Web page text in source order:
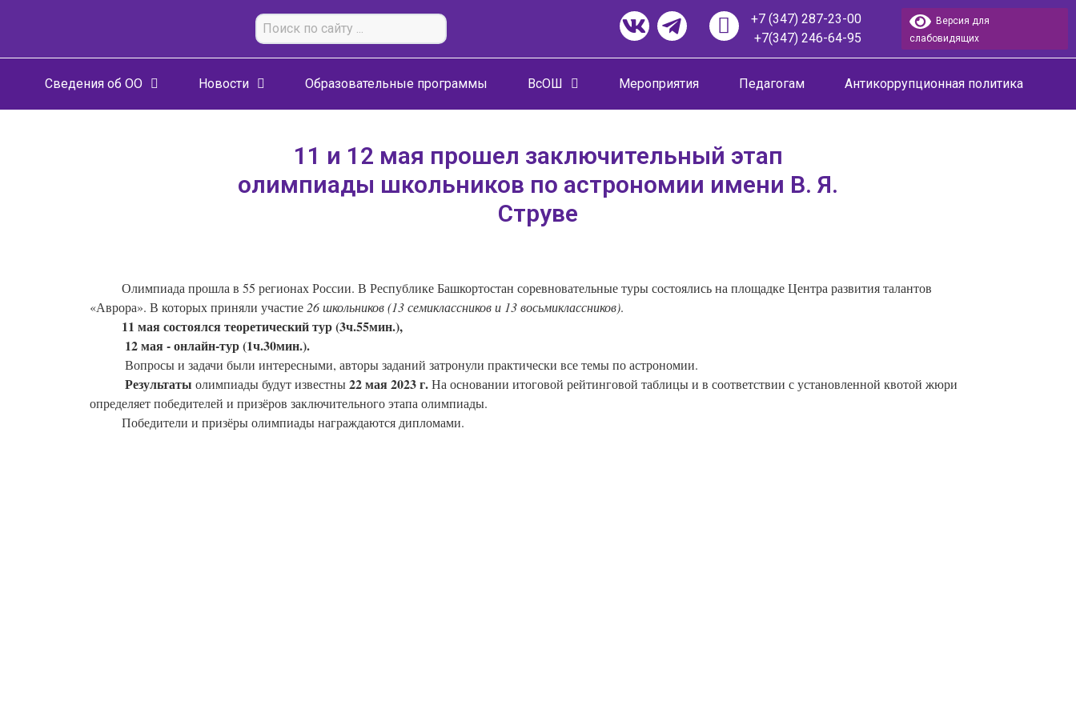
+7 (347) 287-23-00
+7(347) 246-64-95
Версия для
слабовидящих
Сведения об ОО Новости Образовательные программы ВсОШ Мероприятия Педагогам Антикоррупционная политика
11 и 12 мая прошел заключительный этап
олимпиады школьников по астрономии имени В. Я.
Струве
«Аврора». В которых приняли участие 26 школьников(13 семиклассников и 13 восьмиклассников).
          11 мая состоялся теоретический тур (3ч.55мин.),
           12 мая - онлайн-⁠тур (1ч.30мин.).
           Вопросы и задачи были интересными, авторы заданий затронули практически все темы по астрономии.
           Результаты
олимпиады будут известны 22 мая 2023 г. На основании итоговой рейтинговой таблицы и в соответствии с установленной квотой жюри
определяет победителей и призёров заключительного этапа олимпиады.
          Победители и призёры олимпиады награждаются дипломами.
Задайте нам вопрос
Для заполнения данной формы включите JavaScript в
браузере.